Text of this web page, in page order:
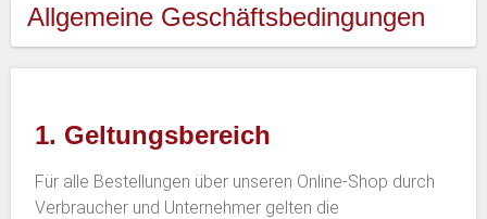
Allgemeine Geschäftsbedingungen
1. Geltungsbereich
Für alle Bestellungen über unseren Online-Shop durch
Verbraucher und Unternehmer gelten die